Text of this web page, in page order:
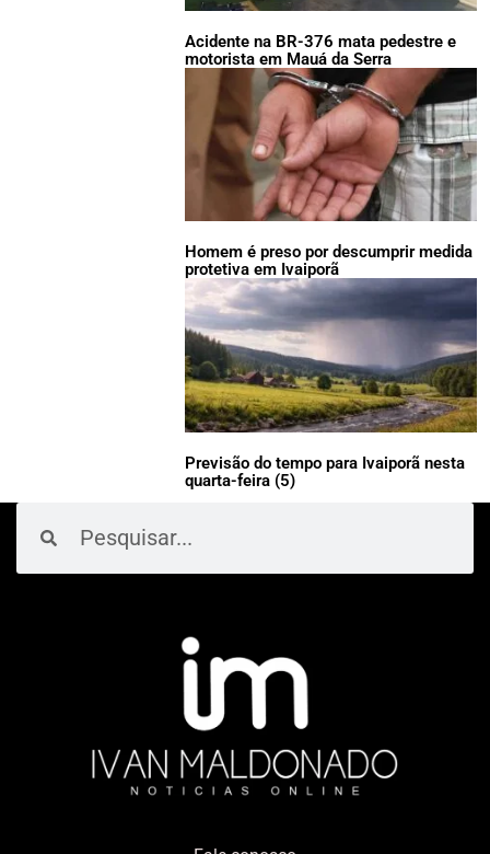
Acidente na BR-376 mata pedestre e
motorista em Mauá da Serra
Homem é preso por descumprir medida
protetiva em Ivaiporã
Previsão do tempo para Ivaiporã nesta
quarta-feira (5)